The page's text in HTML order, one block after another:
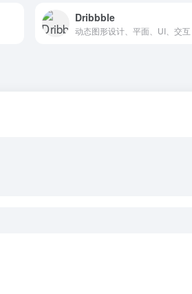
Dribbble
动态图形设计、平面、UI、交互